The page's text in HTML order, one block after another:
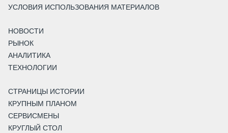
УСЛОВИЯ ИСПОЛЬЗОВАНИЯ МАТЕРИАЛОВ
НОВОСТИ
РЫНОК
АНАЛИТИКА
ТЕХНОЛОГИИ
СТРАНИЦЫ ИСТОРИИ
КРУПНЫМ ПЛАНОМ
СЕРВИСМЕНЫ
КРУГЛЫЙ СТОЛ